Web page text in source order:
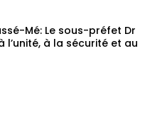
Mé: Le sous-préfet Dr
l’unité, à la sécurité et au